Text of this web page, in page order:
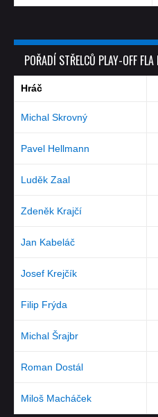
POŘADÍ STŘELCŮ PLAY-OFF
Hráč
Michal Skrovný
Pavel Hellmann
Luděk Zaal
Zdeněk Krajčí
Jan Kabeláč
Josef Krejčík
Filip Frýda
Michal Šrajbr
Roman Dostál
Miloš Macháček